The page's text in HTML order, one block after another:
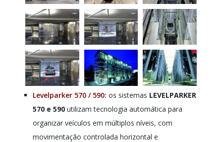
Levelparker 570 / 590: os sistemas LEVELPARKER
570 e 590utilizam tecnologia automática para
organizar veículos em múltiplos níveis, com
movimentação controlada horizontal e